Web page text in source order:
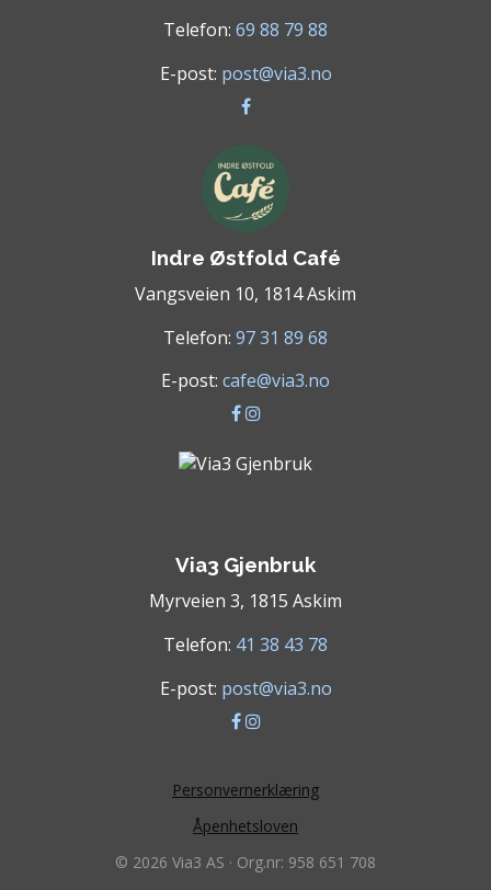
Telefon: 69 88 79 88
E-post: post@via3.no
Indre Østfold Café
Vangsveien 10, 1814 Askim
Telefon: 97 31 89 68
E-post: cafe@via3.no
Via3 Gjenbruk
Myrveien 3, 1815 Askim
Telefon: 41 38 43 78
E-post: post@via3.no
Personvernerklæring
Åpenhetsloven
© 2026 Via3 AS · Org.nr: 958 651 708